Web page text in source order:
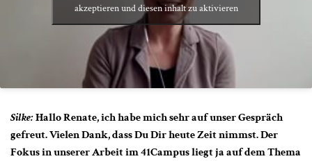
akzeptieren und diesen inhalt zu aktivieren
Silke:Hallo Renate, ich habe mich sehr auf unser Gespräch
gefreut. Vielen Dank, dass Du Dir heute Zeit nimmst. Der
Fokus in unserer Arbeit im 41Campus liegt ja auf dem Thema